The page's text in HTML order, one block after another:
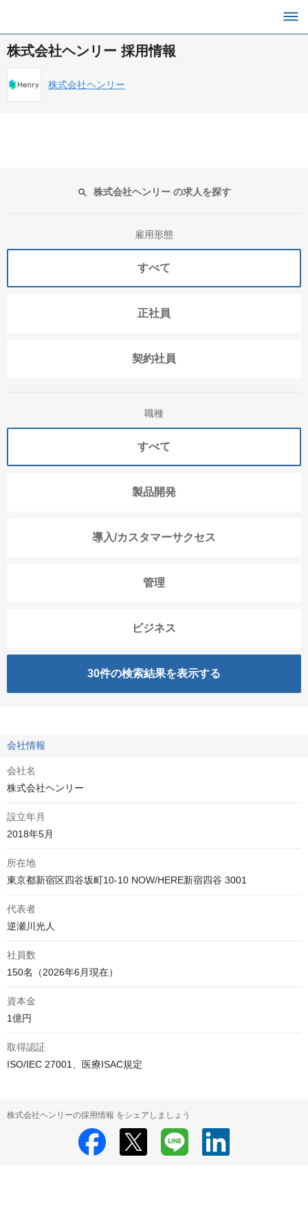
株式会社ヘンリー 採用情報
株式会社ヘンリー
株式会社ヘンリー の求人を探す
雇用形態
すべて
正社員
契約社員
職種
すべて
製品開発
導入/カスタマーサクセス
管理
ビジネス
30件の検索結果を表示する
会社情報
会社名
株式会社ヘンリー
設立年月
2018年5月
所在地
代表者
逆瀬川光人
社員数
150名（2026年6月現在）
資本金
1億円
取得認証
ISO/IEC 27001、医療ISAC規定
株式会社ヘンリーの採用情報 をシェアしましょう